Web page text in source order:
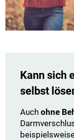
Kann sich
selbst
Auchohne